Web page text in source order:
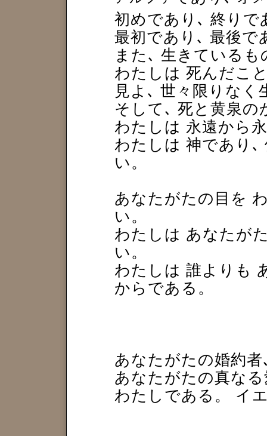
初めであり､ 終りで
最初であり､ 最後で
また､ 生きているも
わたしは 死んだこ
見よ､ 世々限りなく
そして､ 死と黄泉
わたしは 永遠から
わたしは 神であり
い。
あなたがたの目を
い。
わたしは あなたが
い。
わたしは 誰よりも
からである。
あなたがたの婚約者
あなたがたの真なる
わたしである。 イ